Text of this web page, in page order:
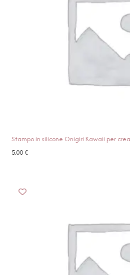
Stampo in silicone Onigiri Kawaii per
5,00€